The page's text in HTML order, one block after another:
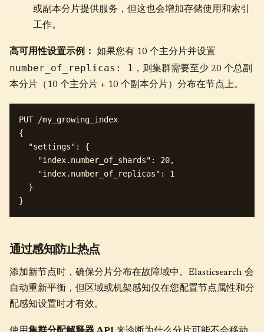
或副本分片提供服务，但这也会增加存储使用和索引
工作。
高可用性设置示例： 如果您有 10 个主分片并设置
number_of_replicas: 1 ，则集群需要至少 20 个总副
本分片（10 个主分片 + 10 个副本分片）分布在节点上。
PUT /my_growing_index
{
  "settings": {
    "index.number_of_shards": 20,
    "index.number_of_replicas": 1
  }
通过感知防止热点
添加新节点时，确保分片分布在故障域中。Elasticsearch 会
自动重新平衡，但区域或机架感知仅在您配置节点属性和分
配感知设置时才有效。